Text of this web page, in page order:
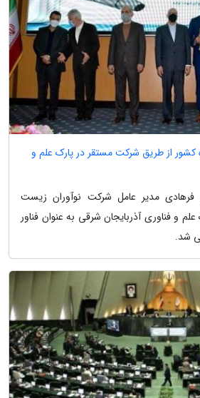
کشور از طریق شرکت مستقر در پارک علم و
فرهادی مدیر عامل شرکت نوآوران زیست
و فناوری آذربایجان شرقی به عنوان فناور
شد.